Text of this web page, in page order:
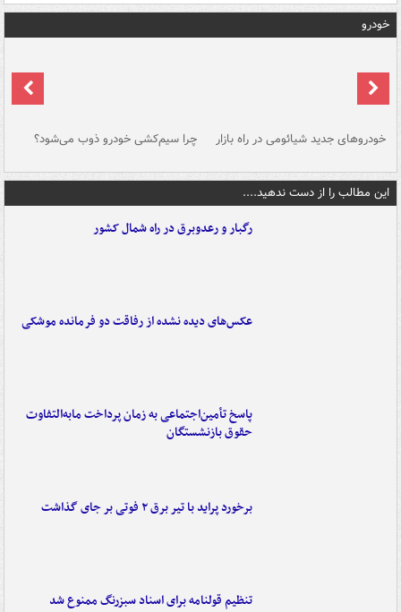
خودرو
خودروهای جدید شیائومی در راه بازار چرا سیم‌کشی خودرو ذوب می‌شود؟
این مطالب را از دست ندهید....
رگبار و رعدوبرق در راه شمال کشور
عکس‌های دیده نشده از رفاقت دو فرمانده‌ موشکی
پاسخ تأمین‌اجتماعی به زمان پرداخت مابه‌التفاوت
حقوق بازنشستگان
برخورد پراید با تیر برق ۲ فوتی بر جای گذاشت
تنظیم قولنامه برای اسناد سبزرنگ ممنوع شد